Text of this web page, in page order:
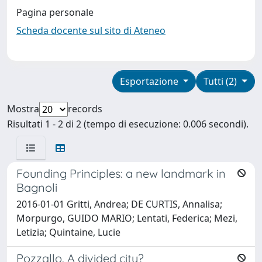
Pagina personale
Scheda docente sul sito di Ateneo
Tutti (2)
Esportazione
Mostra
records
Risultati 1 - 2 di 2 (tempo di esecuzione: 0.006 secondi).
Founding Principles: a new landmark in
Bagnoli
2016-01-01 Gritti, Andrea; DE CURTIS, Annalisa;
Morpurgo, GUIDO MARIO; Lentati, Federica; Mezi,
Letizia; Quintaine, Lucie
Pozzallo. A divided city?